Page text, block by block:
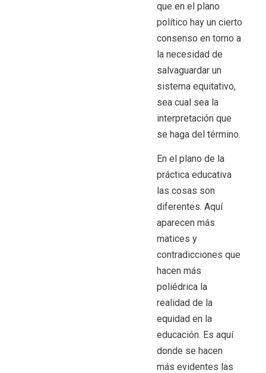
que en el plano
político hay un cierto
consenso en torno a
la necesidad de
salvaguardar un
sistema equitativo,
sea cual sea la
interpretación que
se haga del término.
En el plano de la
práctica educativa
las cosas son
diferentes. Aquí
aparecen más
matices y
contradicciones que
hacen más
poliédrica la
realidad de la
equidad en la
educación. Es aquí
donde se hacen
más evidentes las